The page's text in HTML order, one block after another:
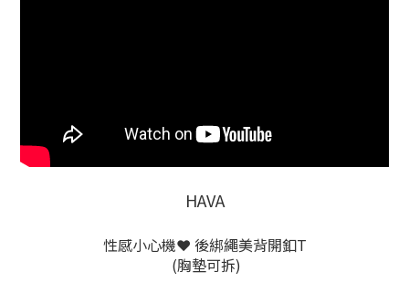
HAVA
性感小心機❤️ 後綁繩美背開釦T
(胸墊可拆)